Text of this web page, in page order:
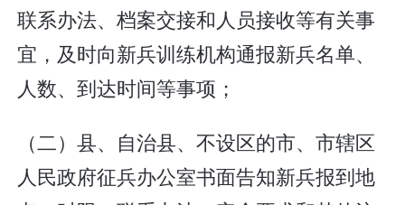
联系办法、档案交接和人员接收等有关事
宜，及时向新兵训练机构通报新兵名单、
人数、到达时间等事项；
（二）县、自治县、不设区的市、市辖区
人民政府征兵办公室书面告知新兵报到地